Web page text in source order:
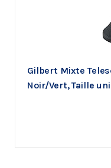
Gilbert Mixte
Noir/Vert, Taille